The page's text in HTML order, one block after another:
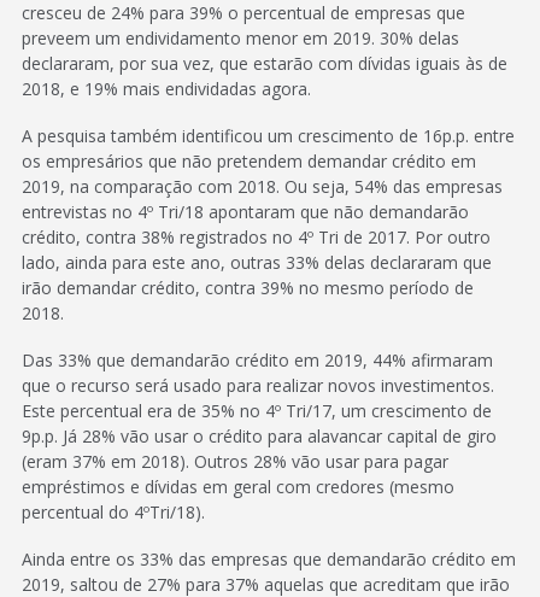
cresceu de 24% para 39% o percentual de empresas que
preveem um endividamento menor em 2019. 30% delas
declararam, por sua vez, que estarão com dívidas iguais às de
2018, e 19% mais endividadas agora.
A pesquisa também identificou um crescimento de 16p.p. entre
os empresários que não pretendem demandar crédito em
2019, na comparação com 2018. Ou seja, 54% das empresas
entrevistas no 4º Tri/18 apontaram que não demandarão
crédito, contra 38% registrados no 4º Tri de 2017. Por outro
lado, ainda para este ano, outras 33% delas declararam que
irão demandar crédito, contra 39% no mesmo período de
2018.
Das 33% que demandarão crédito em 2019, 44% afirmaram
que o recurso será usado para realizar novos investimentos.
Este percentual era de 35% no 4º Tri/17, um crescimento de
9p.p. Já 28% vão usar o crédito para alavancar capital de giro
(eram 37% em 2018). Outros 28% vão usar para pagar
empréstimos e dívidas em geral com credores (mesmo
percentual do 4ºTri/18).
Ainda entre os 33% das empresas que demandarão crédito em
2019, saltou de 27% para 37% aquelas que acreditam que irão